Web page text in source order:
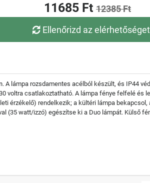
11685 Ft 12385 Ft
Ellenőrizd az elérhetőséget
lámpa rozsdamentes acélból készült, és IP44
voltra csatlakoztatható. A lámpa fénye felfelé
érzékelő) rendelkezik; a kültéri lámpa
(35 watt/izzó) egészítse ki a Duo lámpát. Külső